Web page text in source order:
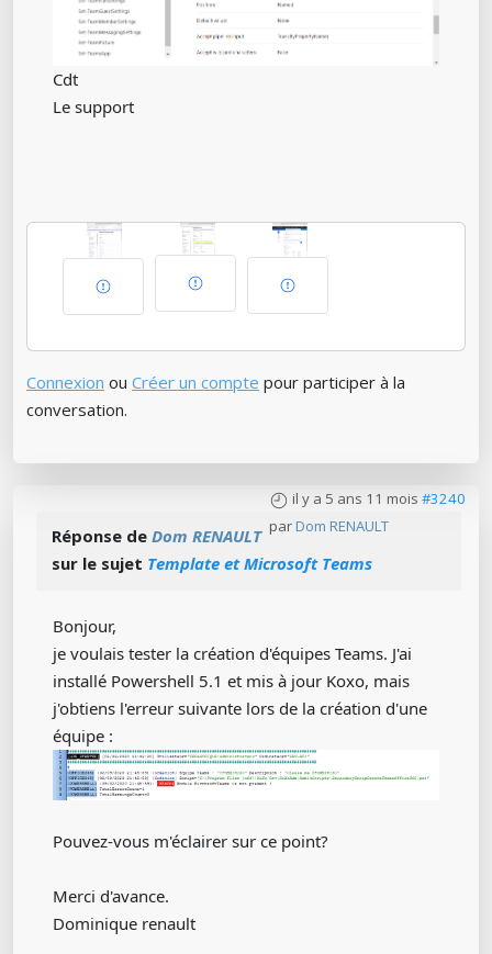
Cdt
Le support
Connexion ou Créer un compte pour participer à la
conversation.
il y a 5 ans 11 mois #3240
par Dom RENAULT
Réponse de Dom RENAULT
sur le sujet Template et Microsoft Teams
Bonjour,
je voulais tester la création d'équipes Teams. J'ai
installé Powershell 5.1 et mis à jour Koxo, mais
j'obtiens l'erreur suivante lors de la création d'une
équipe :
Pouvez-vous m'éclairer sur ce point?
Merci d'avance.
Dominique renault